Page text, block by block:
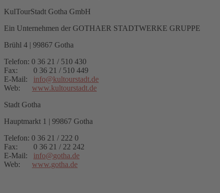
KulTourStadt Gotha GmbH
Ein Unternehmen der GOTHAER STADTWERKE GRUPPE
Brühl 4 | 99867 Gotha
Telefon: 0 36 21 / 510 430
Fax: 0 36 21 / 510 449
E-Mail: info@kultourstadt.de
Web: www.kultourstadt.de
Stadt Gotha
Hauptmarkt 1 | 99867 Gotha
Telefon: 0 36 21 / 222 0
Fax: 0 36 21 / 22 242
E-Mail: info@gotha.de
Web: www.gotha.de